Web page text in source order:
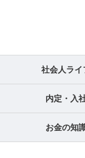
社会人ライ
内定・入
お金の知